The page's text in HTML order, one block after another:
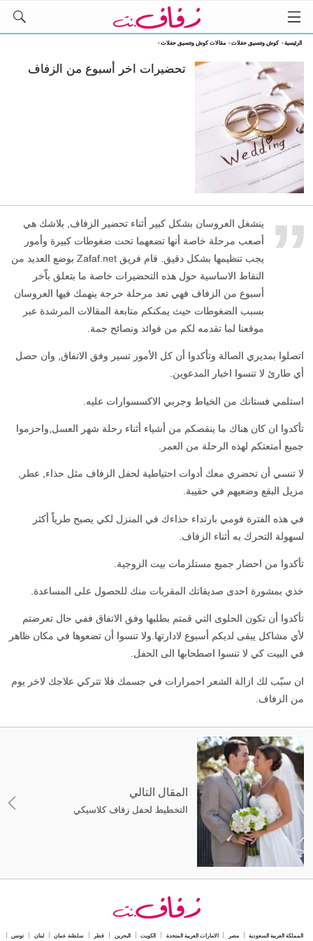
الرئيسية› كوش وتنسيق حفلات› مقالات كوش وتنسيق حفلات›
تحضيرات اخر أسبوع من الزفاف
„ ينشغل العروسان بشكل كبير أثناء تحضير الزفاف, بلاشك هي
أصعب مرحلة خاصة أنها تضعهما تحت ضغوطات كبيرة وأمور
يجب تنظيمها بشكل دقيق. قام فريق Zafaf.net بوضع العديد من
النقاط الاساسية حول هذه التحضيرات خاصة ما بتعلق باّخر
أسبوع من الزفاف فهي تعد مرحلة حرجة ينهمك فيها العروسان
بسبب الضغوطات حيث يمكنكم متابعة المقالات المرشدة عبر
موقعنا لما تقدمه لكم من فوائد ونصائح جمة.
اتصلوا بمديري الصالة وتأكدوا أن كل الأمور تسير وفق الاتفاق, وان حصل
أي طارئ لا تنسوا اخبار المدعوين.
استلمي فستانك من الخياط وجربي الاكسسوارات عليه.
تأكدوا ان كان هناك ما ينقصكم من أشياء أثناء رحلة شهر العسل,واحزموا
جميع أمتعتكم لهذه الرحلة من العمر.
لا تنسي أن تحضري معك أدوات احتياطية لحفل الزفاف مثل حذاء, عطر,
مزيل البقع وضعيهم في حقيبة.
في هذه الفترة فومي بارتداء حذاءك في المنزل لكي يصبح طرياً أكثر
لسهولة التحرك به أثناء الزفاف.
تأكدوا من احضار جميع مستلزمات بيت الزوجية.
خذي بمشورة احدى صديقاتك المقربات منك للحصول على المساعدة.
تأكدوا أن تكون الحلوى التي قمتم بطلبها وفق الاتفاق ففي حال تعرضتم
لأي مشاكل يبقى لديكم أسبوع لادارتها.ولا تنسوا أن تضعوها في مكان ظاهر
في البيت كي لا تنسوا اصطحابها الى الحفل.
ان سبّب لك ازالة الشعر احمرارات في جسمك فلا تتركي علاجك لاخر يوم
من الزفاف.
المقال التالي
التخطيط لحفل زفاف كلاسيكي
المملكة العربية السعودية مصر الامارات العربية المتحدة الكويت البحرين قطر سلطنة عمان لبنان تونس